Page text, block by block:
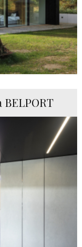
BELPORT